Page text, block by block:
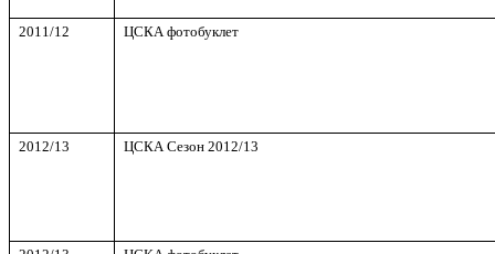
2011/12 ЦСКА фотобуклет
2012/13 ЦСКА Сезон 2012/13